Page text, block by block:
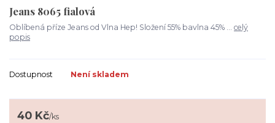
Jeans 8065 fialová
Oblíbená příze Jeans od Vlna Hep! Složení 55% bavlna 45% ... celý
popis
Dostupnost Není skladem
40 Kč/ks